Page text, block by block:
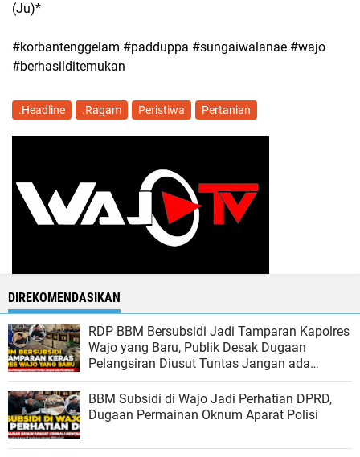
(Ju)*
#korbantenggelam #padduppa #sungaiwalanae #wajo
#berhasilditemukan
.Headline .Ragam Peristiwa Pertanian
DIREKOMENDASIKAN
RDP BBM Bersubsidi Jadi Tamparan Kapolres
Wajo yang Baru, Publik Desak Dugaan
Pelangsiran Diusut Tuntas Jangan ada
Pembiaran
BBM Subsidi di Wajo Jadi Perhatian DPRD,
Dugaan Permainan Oknum Aparat Polisi